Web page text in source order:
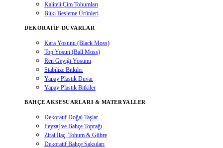
Kaliteli Çim Tohumları
Bitki Besleme Ürünleri
DEKORATIF DUVARLAR
Kara Yosunu (Black Moss)
Top Yosun (Ball Moss)
Ren Geyiği Yosunu
Stabilize Bitkiler
Yapay Plastik Duvar
Yapay Plastik Bitkiler
BAHÇE AKSESUARLARI & MATERYALLER
Dekoratif Doğal Taşlar
Peyzaj ve Bahçe Toprağı
Zirai İlaç, Tohum & Gübre
Dekoratif Bahçe Saksıları